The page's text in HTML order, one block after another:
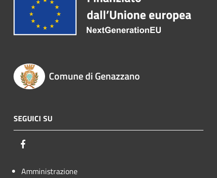
Comune di Genazzano
SEGUICI SU
Amministrazione